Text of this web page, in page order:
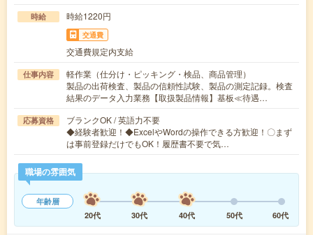
時給 時給1220円
交通費
交通費規定内支給
仕事内容
軽作業（仕分け・ピッキング・検品、商品管理）
製品の出荷検査、製品の信頼性試験、製品の測定記録。検査
結果のデータ入力業務【取扱製品情報】基板≪待遇…
応募資格
ブランクOK / 英語力不要
◆経験者歓迎！◆ExcelやWordの操作できる方歓迎！〇まず
は事前登録だけでもOK！履歴書不要で気…
職場の雰囲気
年齢層
20代
30代 40代 50代 60代